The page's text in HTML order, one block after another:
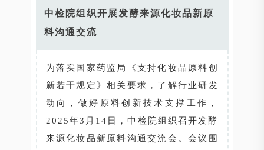
中检院组织开展发酵来源化妆品新原
料沟通交流
为落实国家药监局《支持化妆品原料创
新若干规定》相关要求，了解行业研发
动向，做好原料创新技术支撑工作，
2025年3月14日，中检院组织召开发酵
来源化妆品新原料沟通交流会。会议围